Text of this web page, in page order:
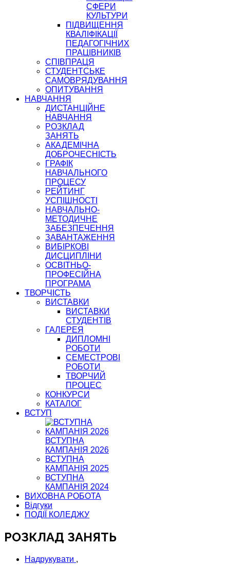
СФЕРИ
КУЛЬТУРИ
ПІДВИЩЕННЯ
КВАЛІФІКАЦІЇ
ПЕДАГОГІЧНИХ
ПРАЦІВНИКІВ
СПІВПРАЦЯ
СТУДЕНТСЬКЕ
САМОВРЯДУВАННЯ
ОПИТУВАННЯ
НАВЧАННЯ
ДИСТАНЦІЙНЕ
НАВЧАННЯ
РОЗКЛАД
ЗАНЯТЬ
АКАДЕМІЧНА
ДОБРОЧЕСНІСТЬ
ГРАФІК
НАВЧАЛЬНОГО
ПРОЦЕСУ
РЕЙТИНГ
УСПІШНОСТІ
НАВЧАЛЬНО-
МЕТОДИЧНЕ
ЗАБЕЗПЕЧЕННЯ
ЗАВАНТАЖЕННЯ
ВИБІРКОВІ
ДИСЦИПЛІНИ
ОСВІТНЬО-
ПРОФЕСІЙНА
ПРОГРАМА
ТВОРЧІСТЬ
ВИСТАВКИ
ВИСТАВКИ
СТУДЕНТІВ
ГАЛЕРЕЯ
ДИПЛОМНІ
РОБОТИ
СЕМЕСТРОВІ
РОБОТИ
ТВОРЧИЙ
ПРОЦЕС
КОНКУРСИ
КАТАЛОГ
ВСТУП
ВСТУПНА
КАМПАНІЯ 2026
ВСТУПНА
КАМПАНІЯ 2025
ВСТУПНА
КАМПАНІЯ 2024
ВИХОВНА РОБОТА
Відгуки
ПОДІЇ КОЛЕДЖУ
РОЗКЛАД ЗАНЯТЬ
Надрукувати ,